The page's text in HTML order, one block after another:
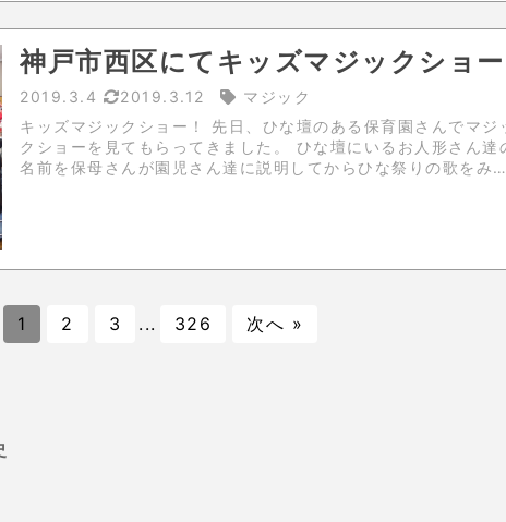
た。 人のバイオリン奏者は以...
神戸市西区にてキッズマジックショー
2019.3.4 2019.3.12
マジック
キッズマジックショー！ 先日、ひな壇のある保育園さんでマジッ
クショーを見てもらってきました。 ひな壇にいるお人形さん達の
名前を保母さんが園児さん達に説明してからひな祭りの歌をみん
1 2 3 ... 326 次へ »